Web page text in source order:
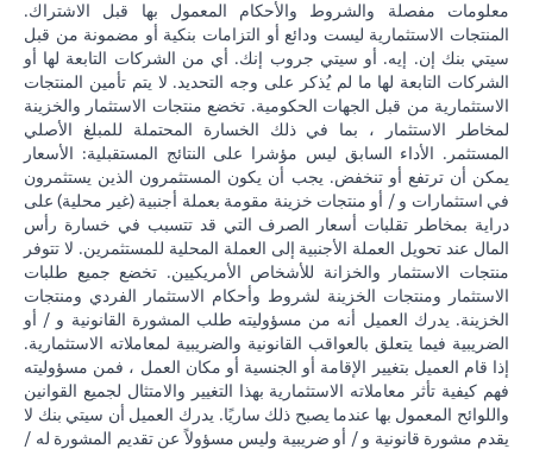
معلومات مفصلة والشروط والأحكام المعمول بها قبل الاشتراك.
المنتجات الاستثمارية ليست ودائع أو التزامات بنكية أو مضمونة من قبل
سيتي بنك إن. إيه. أو سيتي جروب إنك. أي من الشركات التابعة لها أو
الشركات التابعة لها ما لم يُذكر على وجه التحديد. لا يتم تأمين المنتجات
الاستثمارية من قبل الجهات الحكومية. تخضع منتجات الاستثمار والخزينة
لمخاطر الاستثمار ، بما في ذلك الخسارة المحتملة للمبلغ الأصلي
المستثمر. الأداء السابق ليس مؤشرا على النتائج المستقبلية: الأسعار
يمكن أن ترتفع أو تنخفض. يجب أن يكون المستثمرون الذين يستثمرون
في استثمارات و / أو منتجات خزينة مقومة بعملة أجنبية (غير محلية) على
دراية بمخاطر تقلبات أسعار الصرف التي قد تتسبب في خسارة رأس
المال عند تحويل العملة الأجنبية إلى العملة المحلية للمستثمرين. لا تتوفر
منتجات الاستثمار والخزانة للأشخاص الأمريكيين. تخضع جميع طلبات
الاستثمار ومنتجات الخزينة لشروط وأحكام الاستثمار الفردي ومنتجات
الخزينة. يدرك العميل أنه من مسؤوليته طلب المشورة القانونية و / أو
الضريبية فيما يتعلق بالعواقب القانونية والضريبية لمعاملاته الاستثمارية.
إذا قام العميل بتغيير الإقامة أو الجنسية أو مكان العمل ، فمن مسؤوليته
فهم كيفية تأثر معاملاته الاستثمارية بهذا التغيير والامتثال لجميع القوانين
واللوائح المعمول بها عندما يصبح ذلك ساريًا. يدرك العميل أن سيتي بنك لا
يقدم مشورة قانونية و / أو ضريبية وليس مسؤولاً عن تقديم المشورة له /